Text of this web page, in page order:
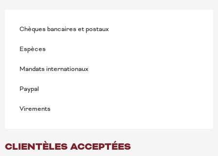
Chèques bancaires et postaux
Espèces
Mandats internationaux
Paypal
Virements
CLIENTÈLES ACCEPTÉES